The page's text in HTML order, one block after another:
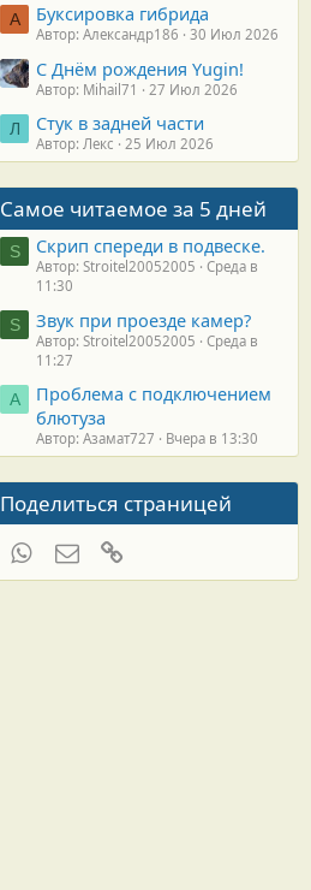
А Буксировка гибрида
Автор: Александр186 30 Июл 2026
С Днём рождения Yugin!
Автор: Mihail71 27 Июл 2026
Л Стук в задней части
Автор: Лекс 25 Июл 2026
Самое читаемое за 5 дней
S Скрип спереди в подвеске.
Автор: Stroitel20052005
Среда в
11:30
S Звук при проезде камер?
Автор: Stroitel20052005
Среда в
11:27
А
Проблема с подключением
блютуза
Автор: Азамат727 Вчера в 13:30
Поделиться страницей
WhatsAppЭлектронная почта